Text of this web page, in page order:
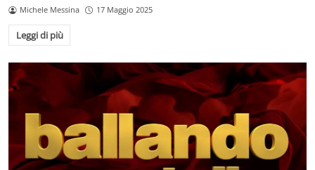
Michele Messina 17 Maggio 2025
Leggi di più